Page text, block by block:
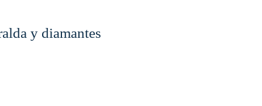
y diamantes